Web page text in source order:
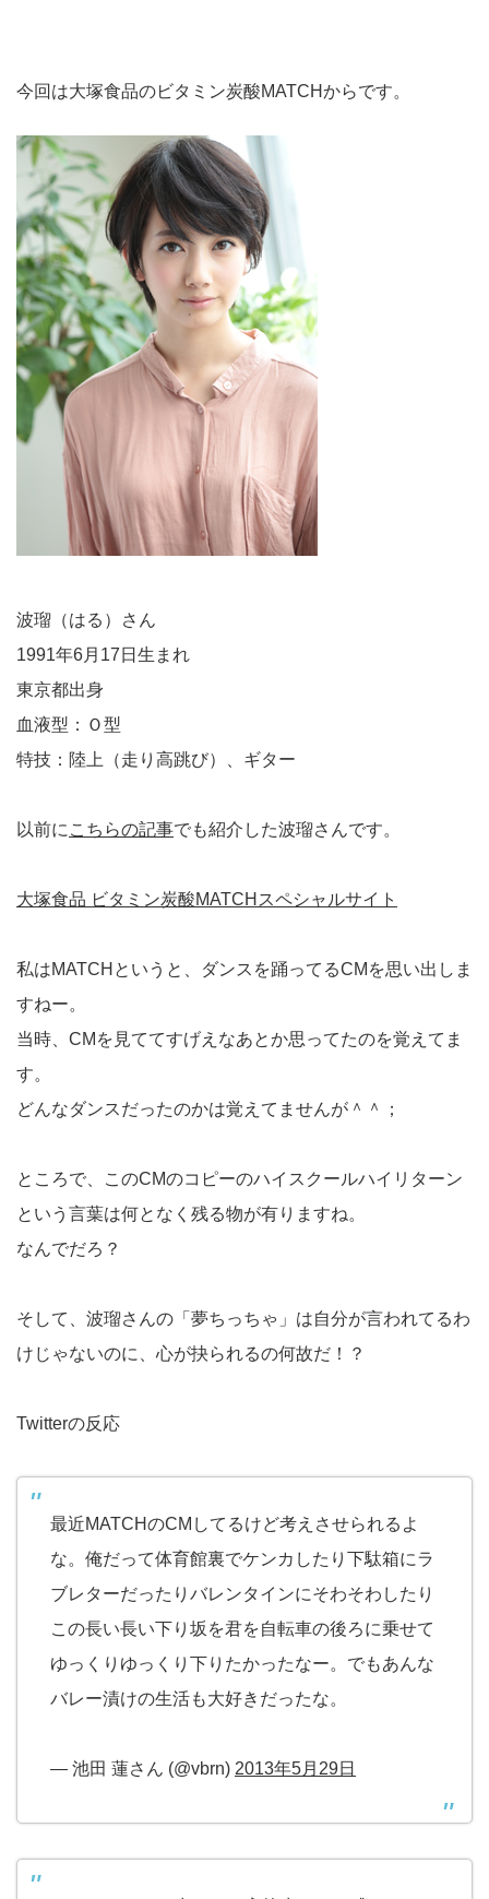
今回は大塚食品のビタミン炭酸MATCHからです。
波瑠（はる）さん
1991年6月17日生まれ
東京都出身
血液型：Ｏ型
特技：陸上（走り高跳び）、ギター
以前に こちらの記事でも紹介した波瑠さんです。
大塚食品 ビタミン炭酸MATCHスペシャルサイト
私はMATCHというと、ダンスを踊ってるCMを思い出しま
すねー。
当時、CMを見ててすげえなあとか思ってたのを覚えてま
す。
どんなダンスだったのかは覚えてませんが＾＾；
ところで、このCMのコピーのハイスクールハイリターン
という言葉は何となく残る物が有りますね。
なんでだろ？
そして、波瑠さんの「夢ちっちゃ」は自分が言われてるわ
けじゃないのに、心が抉られるの何故だ！？
Twitterの反応
最近MATCHのCMしてるけど考えさせられるよ
な。俺だって体育館裏でケンカしたり下駄箱にラ
ブレターだったりバレンタインにそわそわしたり
この長い長い下り坂を君を自転車の後ろに乗せて
ゆっくりゆっくり下りたかったなー。でもあんな
バレー漬けの生活も大好きだったな。
— 池田 蓮さん (@vbrn) 2013年5月29日